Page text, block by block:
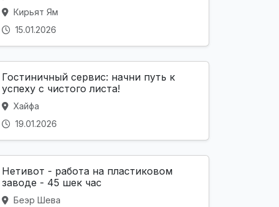
Кирьят Ям
15.01.2026
Гостиничный сервис: начни путь к
успеху с чистого листа!
Хайфа
19.01.2026
Нетивот - работа на пластиковом
заводе - 45 шек час
Беэр Шева